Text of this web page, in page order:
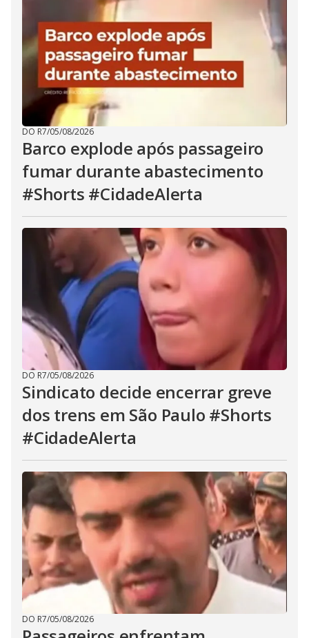
DO R7/05/08/2026
Barco explode após passageiro
fumar durante abastecimento
#Shorts #CidadeAlerta
DO R7/05/08/2026
Sindicato decide encerrar greve
dos trens em São Paulo #Shorts
#CidadeAlerta
DO R7/05/08/2026